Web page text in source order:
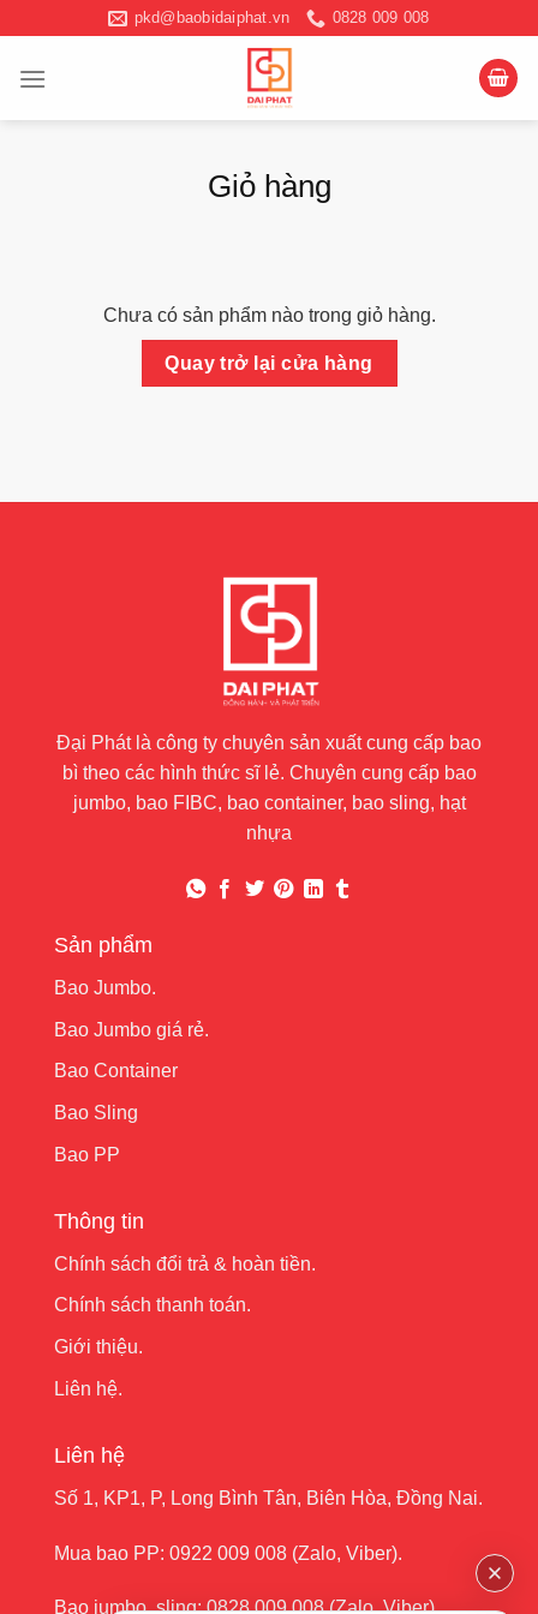
nội
pkd@baobidaiphat.vn 0828 009 008
Giỏ hàng
Chưa có sản phẩm nào trong giỏ hàng.
Quay trở lại cửa hàng
Đại Phát là công ty chuyên sản xuất cung cấp bao
bì theo các hình thức sĩ lẻ. Chuyên cung cấp bao
jumbo, bao FIBC, bao container, bao sling, hạt
nhựa
Sản phẩm
Bao Jumbo.
Bao Jumbo giá rẻ.
Bao Container
Bao Sling
Bao PP
Thông tin
Chính sách đổi trả & hoàn tiền.
Chính sách thanh toán.
Giới thiệu.
Liên hệ.
Liên hệ
Số 1, KP1, P, Long Bình Tân, Biên Hòa, Đồng Nai.
Mua bao PP: 0922 009 008(Zalo, Viber).
Bao jumbo ,sling:0828 009 008(Zalo, Viber).